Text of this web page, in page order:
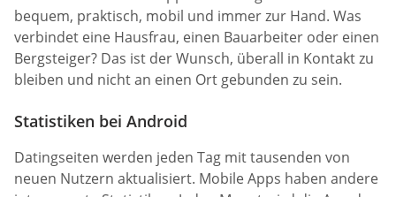
bequem, praktisch, mobil und immer zur Hand. Was
verbindet eine Hausfrau, einen Bauarbeiter oder einen
Bergsteiger? Das ist der Wunsch, überall in Kontakt zu
bleiben und nicht an einen Ort gebunden zu sein.
Statistiken bei Android
Datingseiten werden jeden Tag mit tausenden von
neuen Nutzern aktualisiert. Mobile Apps haben andere